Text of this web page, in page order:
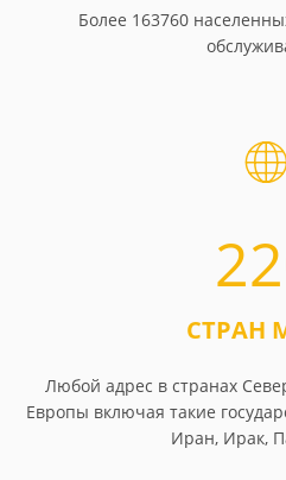
Более 163760
СТРАН
Любой адрес в странах
Европы включая такие
Иран, Ирак,